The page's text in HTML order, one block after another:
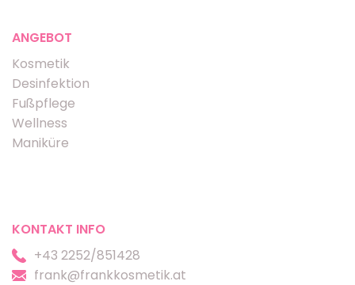
ANGEBOT
Kosmetik
Desinfektion
Fußpflege
Wellness
Maniküre
KONTAKT INFO
+43 2252/851428
frank@frankkosmetik.at